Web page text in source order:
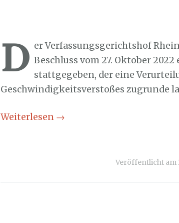
D er Verfassungsgerichtshof
Beschluss vom 27. Oktober
stattgegeben, der eine
Geschwindigkeitsverstoßes zugrunde
Weiterlesen →
Veröffentlicht am